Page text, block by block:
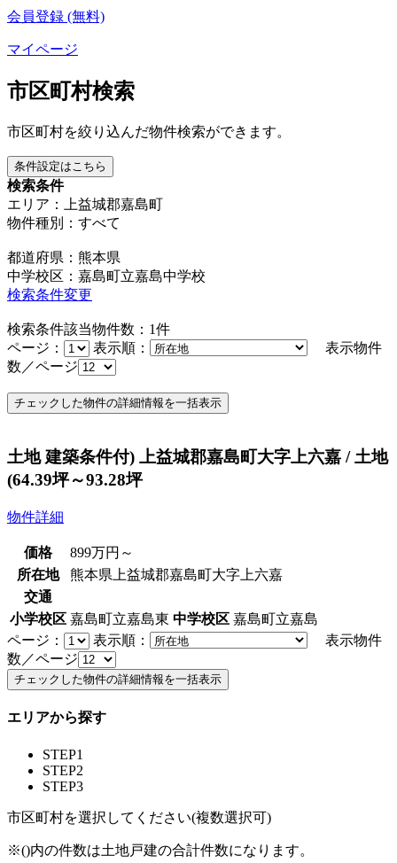
会員登録 (無料)
マイページ
市区町村検索
市区町村を絞り込んだ物件検索ができます。
条件設定はこちら
検索条件
エリア：上益城郡嘉島町
物件種別：すべて
都道府県：熊本県
中学校区：嘉島町立嘉島中学校
検索条件変更
検索条件該当物件数： 1件
ページ：
表示順：
表示物件
数／ページ
土地 建築条件付) 上益城郡嘉島町大字上六嘉 / 土地
(64.39坪～93.28坪
物件詳細
価格 899万円 ～
所在地
熊本県上益城郡嘉島町大字上六嘉
交通
小学校区 嘉島町立嘉島東 中学校区 嘉島町立嘉島
ページ：
表示順：
表示物件
数／ページ
エリアから探す
STEP1
STEP2
STEP3
市区町村を選択してください(複数選択可)
※()内の件数は土地戸建の合計件数になります。